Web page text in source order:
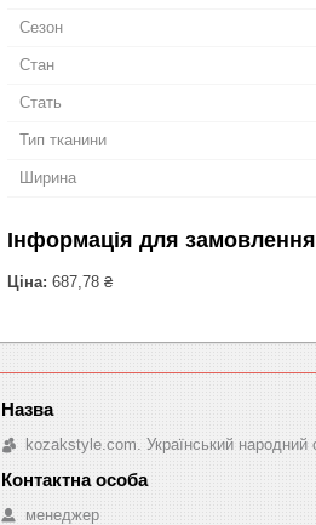
Сезон
Стан
Стать
Тип тканини
Ширина
Інформація для замовлення
Ціна: 687,78 ₴
kozakstyle.com. Український народний
менеджер